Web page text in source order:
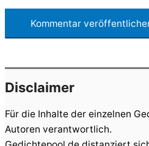
Disclaimer
Für die Inhalte der einzelnen
Autoren verantwortlich.